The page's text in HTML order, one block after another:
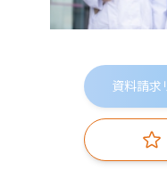
資料請求